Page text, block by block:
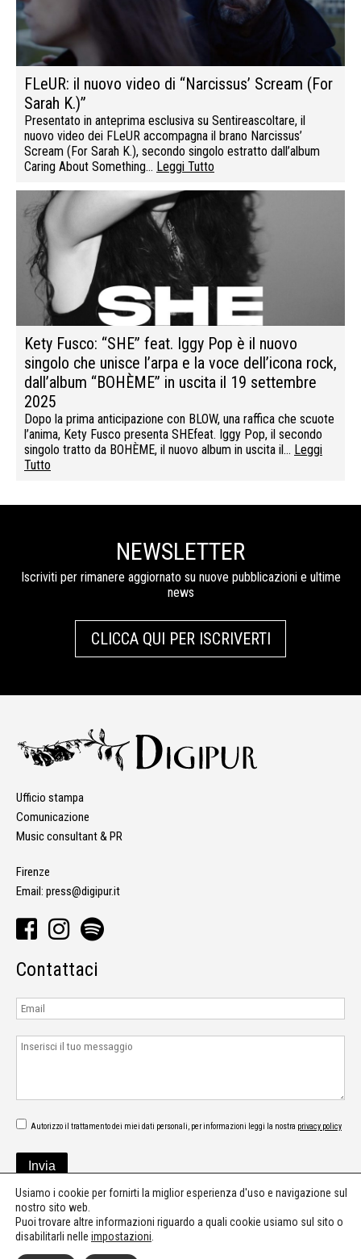
FLeUR: il nuovo video di “Narcissus’ Scream (For
Sarah K.)”
Presentato in anteprima esclusiva su Sentireascoltare, il
nuovo video dei FLeUR accompagna il brano Narcissus’
Scream (For Sarah K.), secondo singolo estratto dall’album
Caring About Something… Leggi Tutto
Kety Fusco: “SHE” feat. Iggy Pop è il nuovo
singolo che unisce l’arpa e la voce dell’icona rock,
dall’album “BOHÈME” in uscita il 19 settembre
2025
Dopo la prima anticipazione con BLOW, una raffica che scuote
l’anima, Kety Fusco presenta SHEfeat. Iggy Pop, il secondo
singolo tratto da BOHÈME, il nuovo album in uscita il… Leggi
Tutto
NEWSLETTER
Iscriviti per rimanere aggiornato su nuove pubblicazioni e ultime
news
CLICCA QUI PER ISCRIVERTI
Ufficio stampa
Comunicazione
Music consultant & PR
Firenze
Email: press@digipur.it
Contattaci
Autorizzo il trattamento dei miei dati personali, per informazioni leggi la nostra privacy policy
©2026 - Digipur - Press office - Communication - Music consultant & PR -
press@digipur.it
Usiamo i cookie per fornirti la miglior esperienza d'uso e navigazione sul
nostro sito web.
Puoi trovare altre informazioni riguardo a quali cookie usiamo sul sito o
disabilitarli nelle impostazioni